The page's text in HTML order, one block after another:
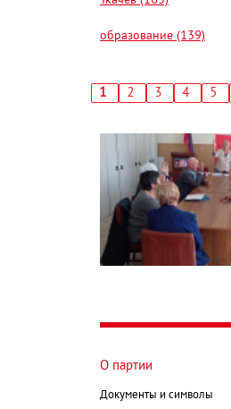
образование (139)
Текущая
1 Страница
2 Страница
3 Страница
4 5
О партии
Документы и символы